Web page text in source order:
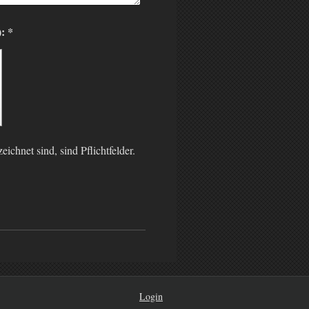
Captcha (Spam-Schutz-Code): *
sind, sind Pflichtfelder.
Login